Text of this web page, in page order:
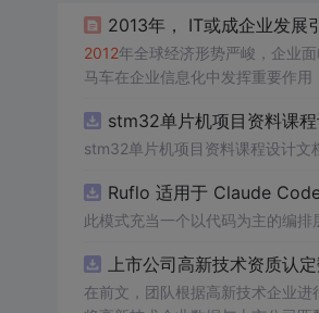
2013年， IT或成企业发展
2012年全球经济形势严峻，企业
马车在企业信息化中发挥重要作
stm32单片机项目资料课
stm32单片机项目资料课程设计文
Ruflo 适用于 Claude
此模式充当一个以代码为主的编
上市公司高新技术资质认
在前文，团队根据高新技术企业进